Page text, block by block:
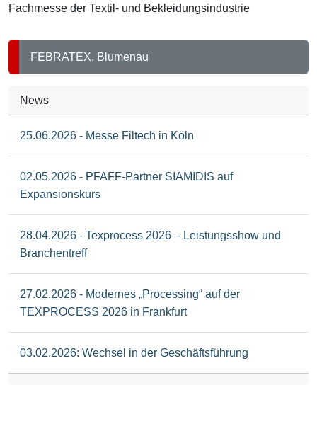
Fachmesse der Textil- und Bekleidungsindustrie
FEBRATEX, Blumenau
News
25.06.2026 - Messe Filtech in Köln
02.05.2026 - PFAFF-Partner SIAMIDIS auf
Expansionskurs
28.04.2026 - Texprocess 2026 – Leistungsshow und
Branchentreff
27.02.2026 - Modernes „Processing“ auf der
TEXPROCESS 2026 in Frankfurt
03.02.2026: Wechsel in der Geschäftsführung